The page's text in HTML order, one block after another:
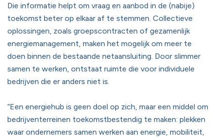
Die informatie helpt om vraag en aanbod in de (nabije)
toekomst beter op elkaar af te stemmen. Collectieve
oplossingen, zoals groepscontracten of gezamenlijk
energiemanagement, maken het mogelijk om meer te
doen binnen de bestaande netaansluiting. Door slimmer
samen te werken, ontstaat ruimte die voor individuele
bedrijven die er anders niet is.
“Een energiehub is geen doel op zich, maar een middel om
bedrijventerreinen toekomstbestendig te maken: plekken
waar ondernemers samen werken aan energie, mobiliteit,